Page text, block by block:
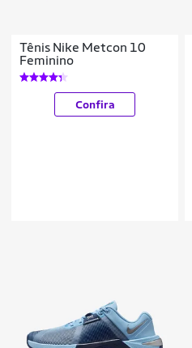
Tênis Nike Metcon 10
Feminino
Confira